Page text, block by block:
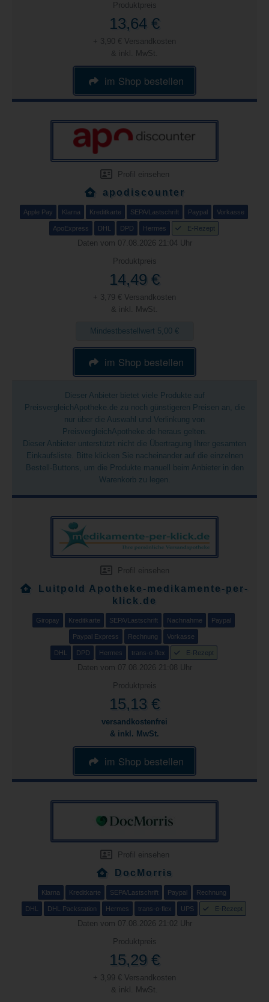
Produktpreis
13,64 €
+ 3,90 € Versandkosten
& inkl. MwSt.
im Shop bestellen
Profil einsehen
apodiscounter
Apple Pay Klarna Kreditkarte SEPA/Lastschrift Paypal Vorkasse
ApoExpress DHL DPD Hermes E-Rezept
Daten vom 07.08.2026 21:04 Uhr
Produktpreis
14,49 €
+ 3,79 € Versandkosten
& inkl. MwSt.
Mindestbestellwert 5,00 €
im Shop bestellen
Dieser Anbieter bietet viele Produkte auf
PreisvergleichApotheke.de zu noch günstigeren Preisen an, die
nur über die Auswahl und Verlinkung von
PreisvergleichApotheke.de heraus gelten.
Dieser Anbieter unterstützt nicht die Übertragung Ihrer gesamten
Einkaufsliste. Bitte klicken Sie nacheinander auf die einzelnen
Bestell-Buttons, um die Produkte manuell beim Anbieter in den
Warenkorb zu legen.
Profil einsehen
Luitpold Apotheke-medikamente-per-
klick.de
Giropay Kreditkarte SEPA/Lastschrift Nachnahme Paypal
Paypal Express Rechnung Vorkasse
DHL DPD Hermes trans-o-flex E-Rezept
Daten vom 07.08.2026 21:08 Uhr
Produktpreis
15,13 €
versandkostenfrei
& inkl. MwSt.
im Shop bestellen
Profil einsehen
DocMorris
Klarna Kreditkarte SEPA/Lastschrift Paypal Rechnung
DHL DHL Packstation Hermes trans-o-flex UPS E-Rezept
Daten vom 07.08.2026 21:02 Uhr
Produktpreis
15,29 €
+ 3,99 € Versandkosten
& inkl. MwSt.